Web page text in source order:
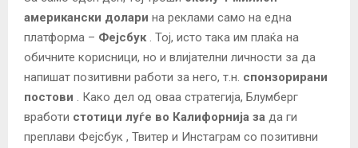
американски долари на реклами само на една
платформа – Фејсбук. Тој, исто така им плаќа на
обичните корисници, но и влијателни личности за да
напишат позитивни работи за него, т.н. спонзорирани
постови . Како дел од оваа стратегија, Блумберг
вработи стотици луѓе во Калифорнија за да ги
преплави Фејсбук , Твитер и Инстаграм со позитивни